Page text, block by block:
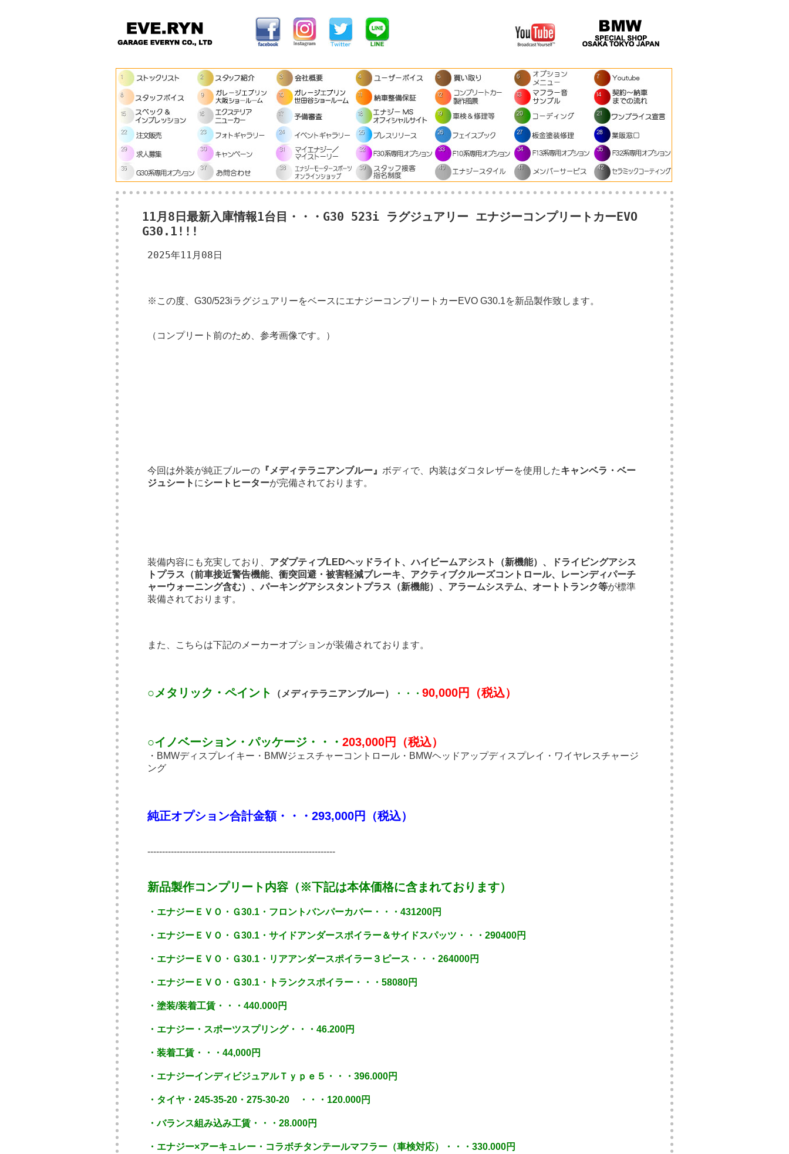
11月8日最新入庫情報1台目・・・G30 523i ラグジュアリー エナジーコンプリートカーEVO
G30.1!!!
2025年11月08日
※この度、G30/523iラグジュアリーをベースにエナジーコンプリートカーEVO G30.1を新品製作致します。
（コンプリート前のため、参考画像です。）
今回は外装が純正ブルーの 『メディテラニアンブルー 』 ボディで、内装はダコタレザーを使用したキャンベラ・ベー
ジュシート にシートヒーターが完備されております。
装備内容にも充実しており、 アダプティブLEDヘッドライト、ハイビームアシスト（新機能）、ドライビングアシス
トプラス（前車接近警告機能、衝突回避・被害軽減ブレーキ、アクティブクルーズコントロール、レーンディパーチ
ャーウォーニング含む）、パーキングアシスタントプラス（新機能）、アラームシステム、オートトランク等が標準
装備されております。
また、こちらは下記のメーカーオプションが装備されております。
○メタリック・ペイント （ メディテラニアンブルー） ・・・ 90,000円（税込）
○イノベーション・パッケージ ・・・ 203,000円（税込）
・BMWディスプレイキー・BMWジェスチャーコントロール・BMWヘッドアップディスプレイ・ワイヤレスチャージ
ング
純正オプション合計金額・・・293,000円（税込）
----------------------------------------------------------------
新品製作コンプリート内容（※下記は本体価格に含まれております）
・エナジーＥＶＯ・Ｇ30.1・フロントバンパーカバー・・・431200円
・エナジーＥＶＯ・Ｇ30.1・サイドアンダースポイラー＆サイドスパッツ・・・290400円
・エナジーＥＶＯ・Ｇ30.1・リアアンダースポイラー３ピース・・・264000円
・エナジーＥＶＯ・Ｇ30.1・トランクスポイラー・・・58080円
・塗装/装着工賃・・・440.000円
・エナジー・スポーツスプリング・・・46.200円
・装着工賃・・・44,000円
・エナジーインディビジュアルＴｙｐｅ５・・・396.000円
・タイヤ・245-35-20・275-30-20 ・・・120.000円
・バランス組み込み工賃・・・28.000円
・エナジー×アーキュレー・コラボチタンテールマフラー（車検対応）・・・330.000円